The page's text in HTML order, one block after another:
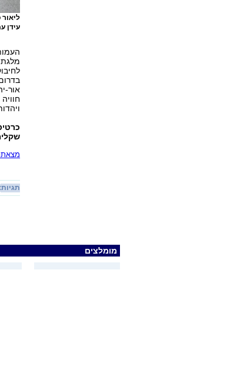
עידן
מלגת
אור-
מומלצים